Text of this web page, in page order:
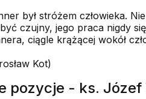
był stróżem człowieka.
czujny, jego praca nigdy
ciągle krążącej wokół
Kot)
pozycje - ks.